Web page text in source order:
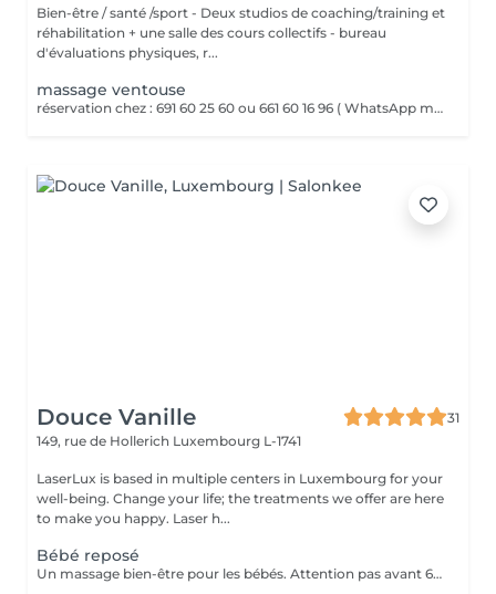
Bien-être / santé /sport - Deux studios de coaching/training et
réhabilitation + une salle des cours collectifs - bureau
d'évaluations physiques, r...
massage ventouse
réservation chez : 691 60 25 60 ou 661 60 16 96 ( WhatsApp msg ) VENTOUSES OU CUPPING THERAPY Technique thérapeutique utilisant la succion pour créer une dépression sur la peau. Il améliore la circulation sanguine, décontracte lés muscles, soulage les Dolores et draine les tissus
Douce Vanille
31
149, rue de Hollerich Luxembourg L-1741
LaserLux is based in multiple centers in Luxembourg for your
well-being. Change your life; the treatments we offer are here
to make you happy. Laser h...
Bébé reposé
Un massage bien-être pour les bébés. Attention pas avant 6 mois, présence d'un parent pendant le massage.